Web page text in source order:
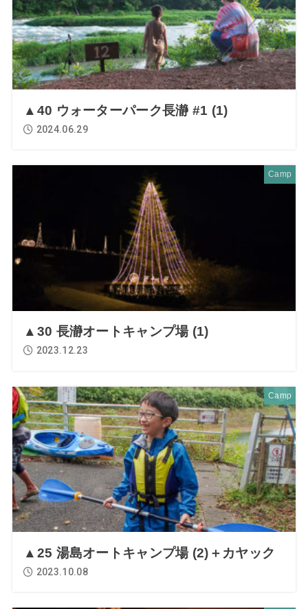
▲40 ウォーターパーク長瀞 #1 (1)
2024.06.29
Camp
▲30 長瀞オートキャンプ場 (1)
2023.12.23
Camp
▲25 湯島オートキャンプ場 (2)＋カヤック
2023.10.08